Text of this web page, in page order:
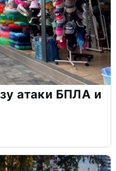
атаки БПЛА и